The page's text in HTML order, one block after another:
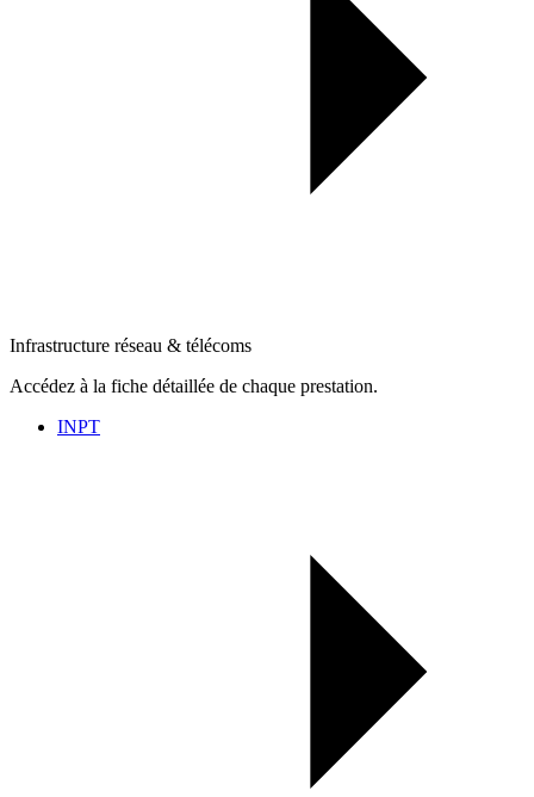
Infrastructure réseau & télécoms
Accédez à la fiche détaillée de chaque prestation.
INPT